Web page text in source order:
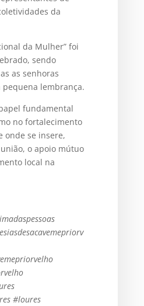
da
da Mulher” foi
sendo
as senhoras
pequena lembrança.
fundamental
no fortalecimento
onde se insere,
o apoio mútuo
local na
#loures